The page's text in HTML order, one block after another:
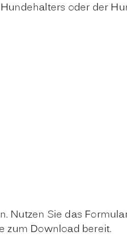
oder der
Nutzen Sie das
zum Download bereit.